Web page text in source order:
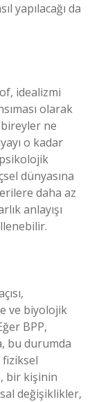
yapılacağı da
idealizmi
olarak
bireyler ne
o kadar
dünyasına
daha az
anlayışı
ve biyolojik
BPP,
bu durumda
bir kişinin
değişiklikler,